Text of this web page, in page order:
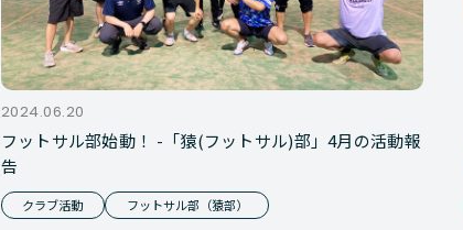
2024.06.20
フットサル部始動！ -「猿(フットサル)部」4月の活動報
告
クラブ活動 フットサル部（猿部）